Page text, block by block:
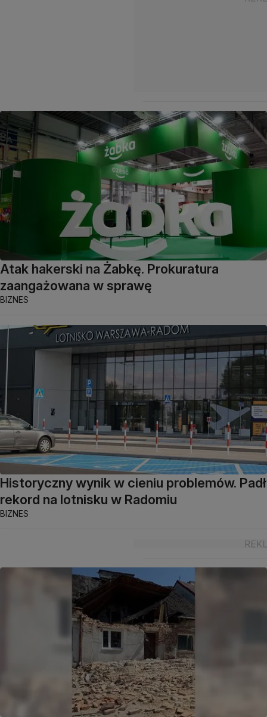
Atak hakerski na Żabkę. Prokuratura
zaangażowana w sprawę
BIZNES
Historyczny wynik w cieniu problemów. Padł
rekord na lotnisku w Radomiu
BIZNES